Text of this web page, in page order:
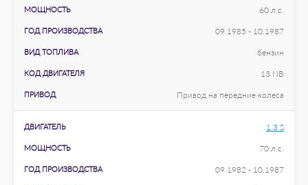
МОЩНОСТЬ 60 л.с.
ГОД ПРОИЗВОДСТВА 09.1985 - 10.1987
ВИД ТОПЛИВА бензин
КОД ДВИГАТЕЛЯ 13 NB
ПРИВОД Привод на передние колеса
ДВИГАТЕЛЬ 1.3 S
МОЩНОСТЬ 70 л.с.
ГОД ПРОИЗВОДСТВА 09.1982 - 10.1987